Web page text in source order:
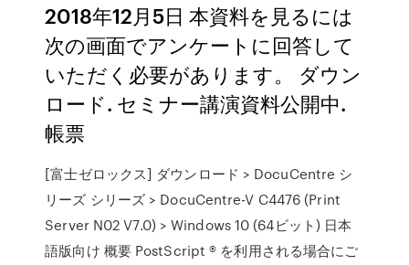
2018年12月5日 本資料を見るには
次の画面でアンケートに回答して
いただく必要があります。 ダウン
ロード. セミナー講演資料公開中.
帳票
[富士ゼロックス] ダウンロード > DocuCentre シ
リーズ シリーズ > DocuCentre-V C4476 (Print
Server N02 V7.0) > Windows 10 (64ビット) 日本
語版向け 概要 PostScript ® を利用される場合にご